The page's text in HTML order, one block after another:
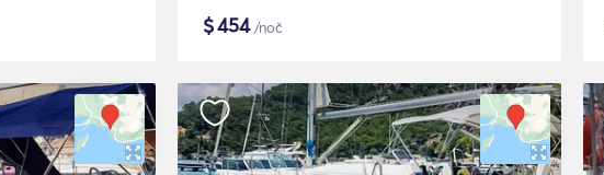
$454/noč